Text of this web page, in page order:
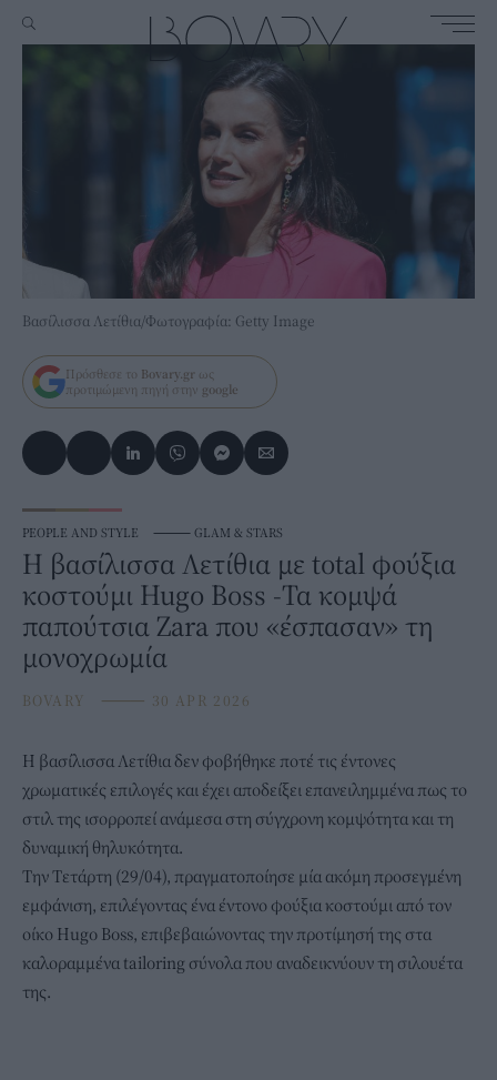
Βασίλισσα Λετίθια/Φωτογραφία: Getty Image
Πρόσθεσε το Bovary.gr ως
προτιμώμενη πηγή στην google
PEOPLE AND STYLE ⸻ GLAM & STARS
Η βασίλισσα Λετίθια με total φούξια
κοστούμι Hugo Boss -Τα κομψά
παπούτσια Zara που «έσπασαν» τη
μονοχρωμία
BOVARY ⸻ 30 APR 2026
Η βασίλισσα Λετίθια δεν φοβήθηκε ποτέ τις έντονες
χρωματικές επιλογές και έχει αποδείξει επανειλημμένα πως το
στιλ της ισορροπεί ανάμεσα στη σύγχρονη κομψότητα και τη
δυναμική θηλυκότητα.
Την Τετάρτη (29/04), πραγματοποίησε μία ακόμη προσεγμένη
εμφάνιση, επιλέγοντας ένα έντονο φούξια κοστούμι από τον
οίκο Hugo Boss, επιβεβαιώνοντας την προτίμησή της στα
καλοραμμένα tailoring σύνολα που αναδεικνύουν τη σιλουέτα
της.